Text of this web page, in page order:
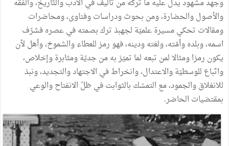
وجهد مشهود يدلّ عليه ما تركه من تآليف في الأدب والتّاريخ، والفقه
والأصول والحضارة، ومن بحوث ودراسات وفتاوى، ومحاضرات
ومقالات تحكي مسيرة علميّة لجهبذ ترك بصمته في عصره فشرّف
اسمه، وبلده وأمّته، ولغته ودينه، فهو رمز للعطاء والشموخ، وأهل لأن
يكون رمزا ومثالا لمن تبعه لما تميّز به من جديّة ومثابرة وإخلاص،
واتّباع للوسطيّة والاعتدال، وانخراط في الاجتهاد والتجديد، ونبذ
للانغلاق والجمود، مع التمسّك بالثوابت في ظلّ الانفتاح والوعي
بمقتضيات الحاضر.